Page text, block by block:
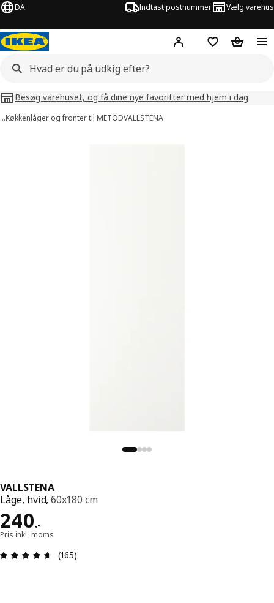
DA Indtast postnummer Vælg varehus
Hej! Log ind her
Huskeliste
Kurv
Besøg varehuset, og få dine nye favoritter med hjem i dag
…Køkkenlåger og fronter til METODVALLSTENA
VALLSTENA
Låge, hvid,60x180 cm
240.-
Pris 240.-
Pris inkl. moms
Anmeldelse: 4.6 Ud af 5 Stjerner. Anmeldelser i
(165)